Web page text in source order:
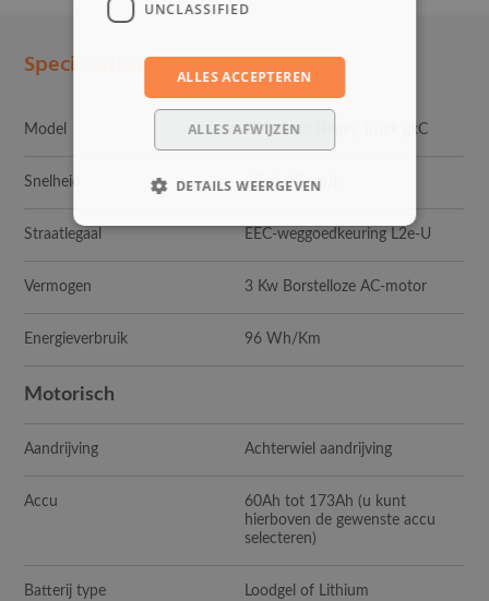
Specificaties
Model EEC Geco Heavy Truck gxC
Snelheid 25 of 45 km/h
Straatlegaal EEC-weggoedkeuring L2e-U
Vermogen 3 Kw Borstelloze AC-motor
Energieverbruik 96 Wh/Km
Motorisch
Aandrijving Achterwiel aandrijving
Accu
60Ah tot 173Ah (u kunt
hierboven de gewenste accu
selecteren)
Batterij type Loodgel of Lithium
UNCLASSIFIED
ALLES ACCEPTEREN
ALLES AFWIJZEN
DETAILS WEERGEVEN